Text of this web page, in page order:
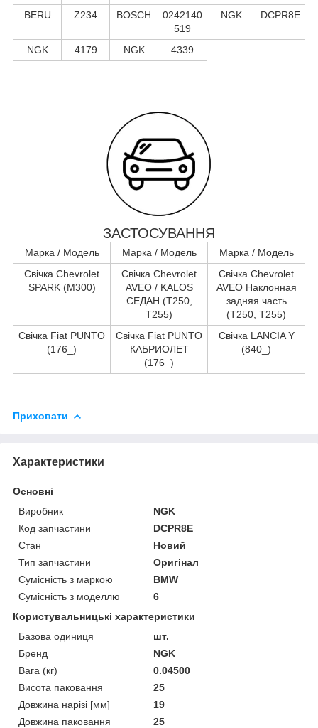
BERU Z234 BOSCH
0242140
519
NGK DCPR8E
NGK 4179 NGK 4339
ЗАСТОСУВАННЯ
Марка / Модель Марка / Модель
Марка / Модель
Свічка Chevrolet
SPARK (M300)
Свічка Chevrolet
AVEO / KALOS
СЕДАН (T250,
T255)
Свічка Chevrolet
AVEO Наклонная
задняя часть
(T250, T255)
Свічка Fiat PUNTO
(176_)
Свічка Fiat PUNTO
КАБРИОЛЕТ
(176_)
Свічка LANCIA Y
(840_)
Приховати
Характеристики
Основні
Виробник
NGK
Код запчастини
DCPR8E
Стан
Новий
Тип запчастини
Оригінал
Сумісність з маркою
BMW
Сумісність з моделлю
6
Користувальницькі характеристики
Базова одиниця
шт.
Бренд
NGK
Вага (кг)
0.04500
Висота паковання
25
Довжина нарізі [мм]
19
Довжина паковання
25